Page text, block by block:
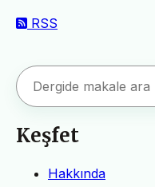
RSS
Keşfet
Hakkında